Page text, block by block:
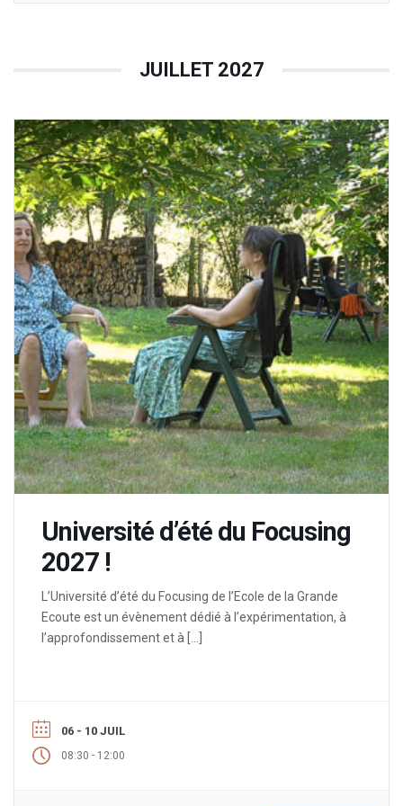
JUILLET 2027
Université d’été du Focusing
2027 !
L’Université d’été du Focusing de l’Ecole de la Grande
Ecoute est un évènement dédié à l’expérimentation, à
l’approfondissement et à […]
06 - 10 JUIL
08:30 - 12:00